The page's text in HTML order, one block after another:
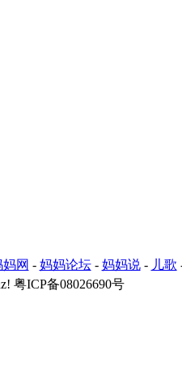
妈网 - 妈妈论坛- 妈妈说- 儿歌
粤ICP备08026690号